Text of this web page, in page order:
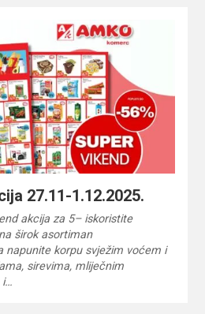
27.11-1.12.2025.
akcija za 5– iskoristite
širok asortiman
napunite korpu svježim voćem i
sirevima, mliječnim
i…